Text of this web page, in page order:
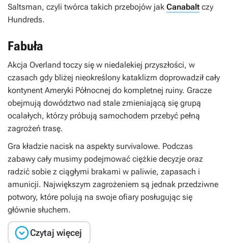
Saltsman, czyli twórca takich przebojów jak Canabalt czy
Hundreds.
Fabuła
Akcja Overland toczy się w niedalekiej przyszłości, w
czasach gdy bliżej nieokreślony kataklizm doprowadził cały
kontynent Ameryki Północnej do kompletnej ruiny. Gracze
obejmują dowództwo nad stale zmieniającą się grupą
ocalałych, którzy próbują samochodem przebyć pełną
zagrożeń trasę.
Gra kładzie nacisk na aspekty survivalowe. Podczas
zabawy cały musimy podejmować ciężkie decyzje oraz
radzić sobie z ciągłymi brakami w paliwie, zapasach i
amunicji. Największym zagrożeniem są jednak przedziwne
potwory, które polują na swoje ofiary posługując się
głównie słuchem.
Czytaj więcej